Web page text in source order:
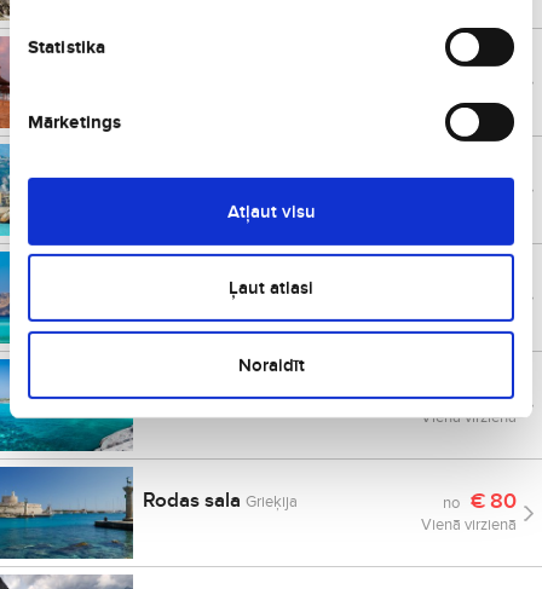
Statistika
Mārketings
Atļaut visu
Ļaut atlasi
Noraidīt
no €74
NicaFrancija no €77
Grieķija
TenerifeSpānija no €78
Vienā virzienā
Rodas salaGrieķija no €80
Vienā virzienā